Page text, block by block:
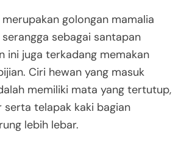
golongan mamalia
sebagai santapan
ini juga terkadang memakan
Ciri hewan yang masuk
memiliki mata yang tertutup,
serta telapak kaki bagian
lebih lebar.